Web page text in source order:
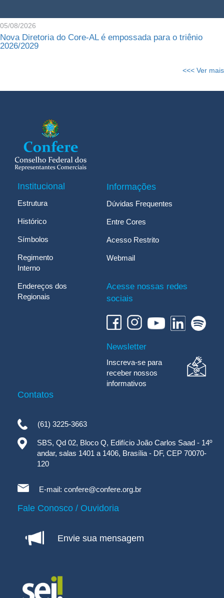
05/08/2026
Nova Diretoria do Core-AL é empossada para o triênio
2026/2029
<<< Ver mais
Institucional
Estrutura
Histórico
Símbolos
Regimento
Interno
Endereços dos
Regionais
Informações
Dúvidas Frequentes
Entre Cores
Acesso Restrito
Webmail
Acesse nossas redes
sociais
Newsletter
Inscreva-se para
receber nossos
informativos
Contatos
(61) 3225-3663
SBS, Qd 02, Bloco Q, Edifício João Carlos Saad - 14º
andar, salas 1401 a 1406, Brasília - DF, CEP 70070-
120
E-mail: confere@confere.org.br
Fale Conosco / Ouvidoria
Envie sua mensagem